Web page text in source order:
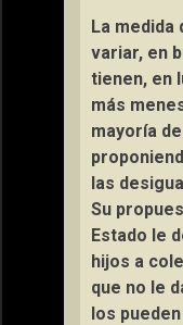
La medida
variar, en
tienen, en
más
mayoría
las
Su
Estado le
hijos a
que no le
los